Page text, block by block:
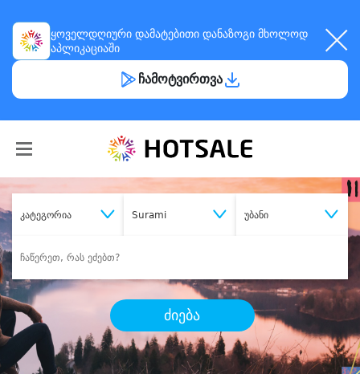
ყოველდღიური დამატებითი დანაზოგი მხოლოდ
აპლიკაციაში
ჩამოტვირთვა
კატეგორია Surami უბანი
ძიება
შეიძინესასურველი მომსახურება
დიდი დანაზოგით